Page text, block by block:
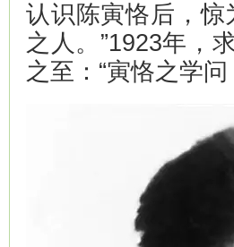
认识陈寅恪后，惊
之人。”1923年，
之至：“寅恪之学